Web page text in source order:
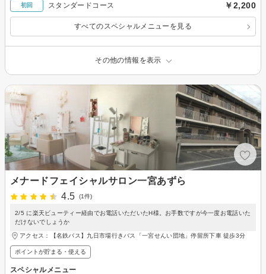
初回 スタンダードコース ￥2,200
すべてのスペシャルメニューを見る
その他の情報を表示
メナードフェイシャルサロン一宮あずら
4.5
(1件)
2/5 に楽天ビューティー経由でお電話いただいたH様。お手数ですが今一度お電話いた
だけないでしょうか
アクセス：【名鉄バス】九日市場行きバス「一宮せんい団地」停留所下車 徒歩3分
ポイントが貯まる・使える
スペシャルメニュー